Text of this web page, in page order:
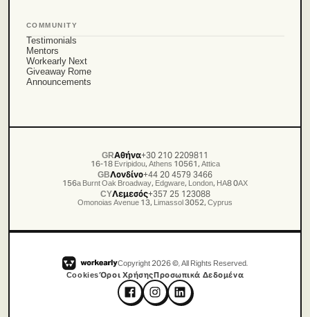
COMMUNITY
Testimonials
Mentors
Workearly Next
Giveaway Rome
Announcements
GRΑθήνα+30 210 2209811
16-18 Evripidou, Athens 10561, Attica
GBΛονδίνο+44 20 4579 3466
156a Burnt Oak Broadway, Edgware, London, HA8 0AX
CYΛεμεσός+357 25 123088
Omonoias Avenue 13, Limassol 3052, Cyprus
Copyright2026©, All Rights Reserved.
CookiesΌροι ΧρήσηςΠροσωπικά Δεδομένα